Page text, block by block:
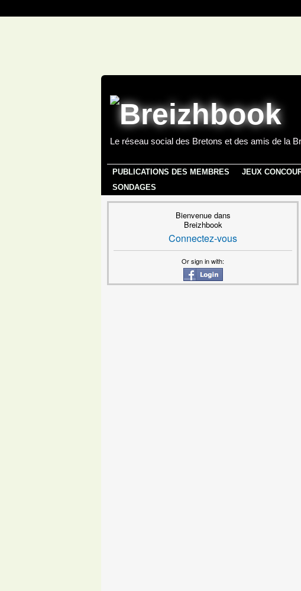
Le réseau social des Bretons et des amis de la
PUBLICATIONS DES MEMBRES JEUX
SONDAGES
Bienvenue dans
Breizhbook
Connectez-vous
Or sign in with: